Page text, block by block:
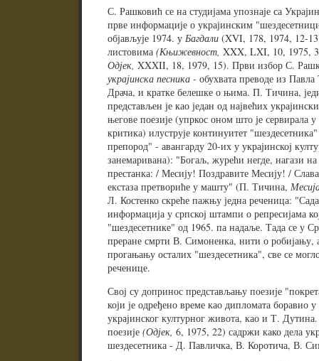
С. Рашковић се на студијама упознаје са
прве информације о украјинским
објављује 1974. у Багдали(XVI, 178, 1974, 12-
листовима (Књижевност, XXX, LXI, 10, 1975,
Одјек, XXXII, 18, 1979, 15). Први избор С.
украјинска песника - обухвата преводе из
Драча, и кратке белешке о њима. П. Тичина,
представљен је као један од највећих
његове поезије (упркос оном што је сервирала
критика) илуструје континуитет
препород" - авангарду 20-их у украјинској
занемаривана): "Богаљ, журећи негде, нагази
престанка: / Месију! Поздравите Месију! /
екстаза претвориће у машту" (П. Тичина,
Л. Костенко скреће пажњу једна реченица:
информација у српској штампи о репресијама
"шездесетнике" од 1965. па надаље. Тада се у
преране смрти В. Симоненка, нити о робијању,
прогањању осталих "шездесетника", све се
реченице.
Свој су допринос представљању поезије
који је одређено време као дипломата боравио
украјинског културног живота, као и Т.
поезије (Одјек, 6, 1975, 22) садржи како дела
шездесетника - Д. Павличка, В. Коротича, В.